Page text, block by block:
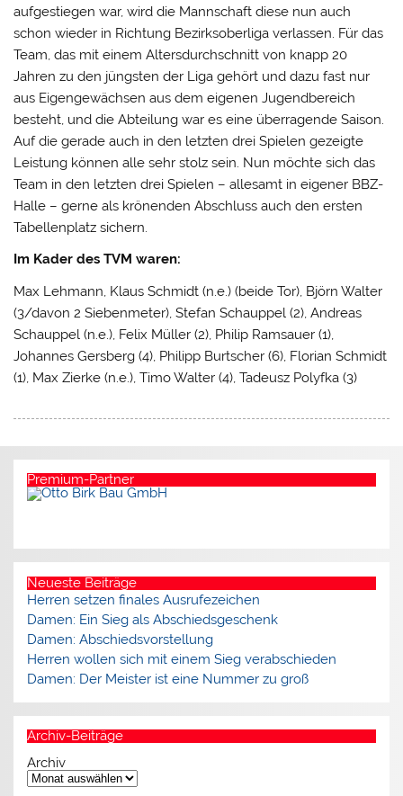
aufgestiegen war, wird die Mannschaft diese nun auch
schon wieder in Richtung Bezirksoberliga verlassen. Für das
Team, das mit einem Altersdurchschnitt von knapp 20
Jahren zu den jüngsten der Liga gehört und dazu fast nur
aus Eigengewächsen aus dem eigenen Jugendbereich
besteht, und die Abteilung war es eine überragende Saison.
Auf die gerade auch in den letzten drei Spielen gezeigte
Leistung können alle sehr stolz sein. Nun möchte sich das
Team in den letzten drei Spielen – allesamt in eigener BBZ-
Halle – gerne als krönenden Abschluss auch den ersten
Tabellenplatz sichern.
Im Kader des TVM waren:
Max Lehmann, Klaus Schmidt (n.e.) (beide Tor), Björn Walter
(3/davon 2 Siebenmeter), Stefan Schauppel (2), Andreas
Schauppel (n.e.), Felix Müller (2), Philip Ramsauer (1),
Johannes Gersberg (4), Philipp Burtscher (6), Florian Schmidt
(1), Max Zierke (n.e.), Timo Walter (4), Tadeusz Polyfka (3)
Premium-Partner
Neueste Beiträge
Herren setzen finales Ausrufezeichen
Damen: Ein Sieg als Abschiedsgeschenk
Damen: Abschiedsvorstellung
Herren wollen sich mit einem Sieg verabschieden
Damen: Der Meister ist eine Nummer zu groß
Archiv-Beiträge
Archiv